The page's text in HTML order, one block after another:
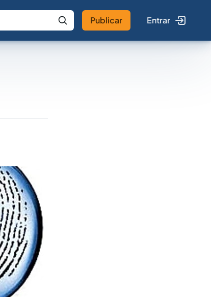
Buscar no Jus
Publicar Entrar